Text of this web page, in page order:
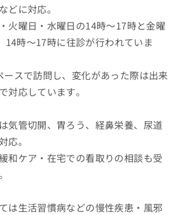
どに対応。
火曜日・水曜日の14時～17時と金曜
14時～17時に往診が行われていま
スで訪問し、変化があった際は出来
対応しています。
気管切開、胃ろう、経鼻栄養、尿道
応。
和ケア・在宅での看取りの相談も受
は生活習慣病などの慢性疾患・風邪